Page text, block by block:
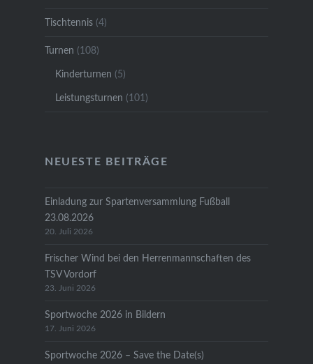
Tischtennis(4)
Turnen (108)
Kinderturnen (5)
Leistungsturnen (101)
NEUESTE BEITRÄGE
Einladung zur Spartenversammlung Fußball
23.08.2026
20. Juli 2026
Frischer Wind bei den Herrenmannschaften des
TSV Vordorf
23. Juni 2026
Sportwoche 2026 in Bildern
17. Juni 2026
Sportwoche 2026 – Save the Date(s)